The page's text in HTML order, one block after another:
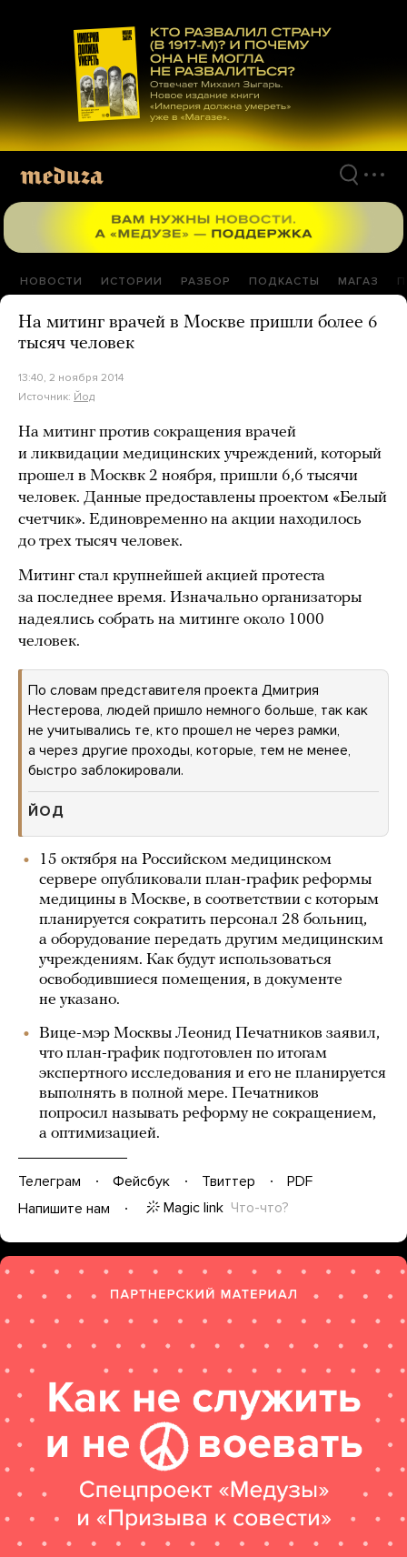
материалам
НОВОСТИ ИСТОРИИ РАЗБОР ПОДКАСТЫ МАГАЗ
На митинг врачей в Москве пришли более 6
тысяч человек
13:40, 2 ноября 2014
Источник: Йод
На митинг против сокращения врачей
и ликвидации медицинских учреждений, который
прошел в Москвк 2 ноября, пришли 6,6 тысячи
человек. Данные предоставлены проектом «Белый
счетчик». Единовременно на акции находилось
до трех тысяч человек.
Митинг стал крупнейшей акцией протеста
за последнее время. Изначально организаторы
надеялись собрать на митинге около 1000
человек.
По словам представителя проекта Дмитрия
Нестерова, людей пришло немного больше, так как
не учитывались те, кто прошел не через рамки,
а через другие проходы, которые, тем не менее,
быстро заблокировали.
ЙОД
15 октября на Российском медицинском
сервере опубликовали план-график реформы
медицины в Москве, в соответствии с которым
планируется сократить персонал 28 больниц,
а оборудование передать другим медицинским
учреждениям. Как будут использоваться
освободившиеся помещения, в документе
не указано.
Вице-мэр Москвы Леонид Печатников заявил,
что план-график подготовлен по итогам
экспертного исследования и его не планируется
выполнять в полной мере. Печатников
попросил называть реформу не сокращением,
а оптимизацией.
Телеграм Фейсбук Твиттер
PDF
Напишите нам
Magic link Что-что?